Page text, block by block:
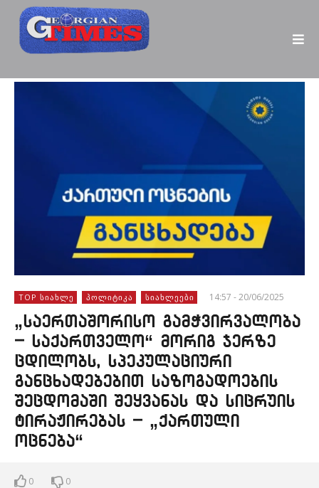
TOP ᲡᲘᲐᲮᲚᲔ ᲞᲝᲚᲘᲢᲘᲙᲐ ᲡᲘᲐᲮᲚᲔᲔᲑᲘ 14:57 - 20/06/2025
„საერთაშორისო გამჭვირვალობა
– საქართველო“ მორიგ ჯერზე
ცდილობს, სპეკულაციური
განცხადებებით საზოგადოების
შეცდომაში შეყვანას და სიცრუის
ტირაჟირებას – „ქართული
ოცნება“
0 0